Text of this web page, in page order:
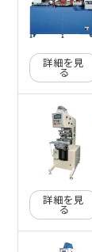
詳細を見
る
詳細を見
る